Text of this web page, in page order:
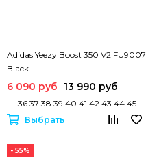
Adidas Yeezy Boost 350 V2 FU9007
Black
6 090 руб 13 990 руб
36 37 38 39 40 41 42 43 44 45
Выбрать
- 55%